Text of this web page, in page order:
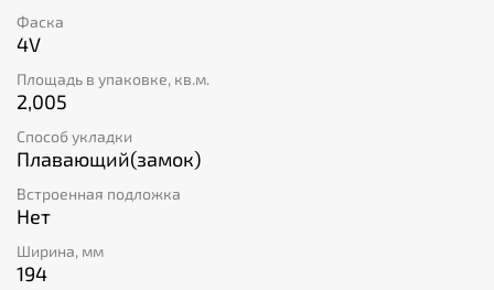
Фаска
4V
Площадь в упаковке, кв.м.
2,005
Способ укладки
Плавающий(замок)
Встроенная подложка
Нет
Ширина, мм
194